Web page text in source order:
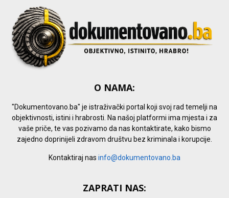
O NAMA:
"Dokumentovano.ba" je istraživački portal koji svoj rad temelji na
objektivnosti, istini i hrabrosti. Na našoj platformi ima mjesta i za
vaše priče, te vas pozivamo da nas kontaktirate, kako bismo
zajedno doprinijeli zdravom društvu bez kriminala i korupcije.
Kontaktiraj nas info@dokumentovano.ba
ZAPRATI NAS: